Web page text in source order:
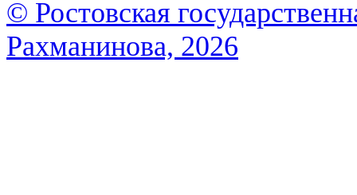
© Ростовская
Рахманинова, 2026